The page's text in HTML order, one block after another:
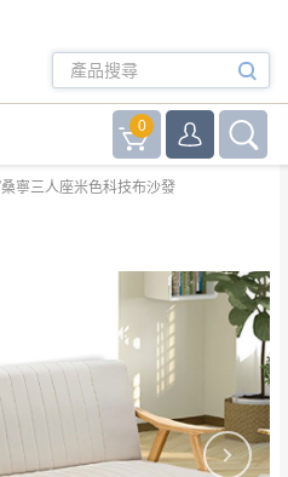
0
桑寧三人座米色科技布沙發